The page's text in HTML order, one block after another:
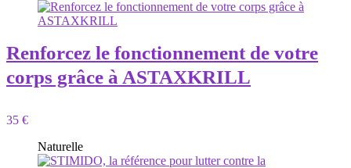
Renforcez le fonctionnement de votre
corps grâce à ASTAXKRILL
35 €
Naturelle